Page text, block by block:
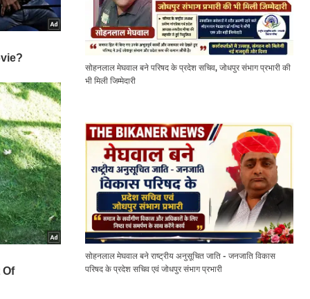
सोहनलाल मेघवाल बने परिषद के प्रदेश सचिव, जोधपुर संभाग प्रभारी की
भी मिली जिम्मेदारी
सोहनलाल मेघवाल बने राष्ट्रीय अनुसूचित जाति - जनजाति विकास
परिषद के प्रदेश सचिव एवं जोधपुर संभाग प्रभारी